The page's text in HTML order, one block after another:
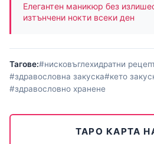
Елегантен маникюр без
изтънчени нокти всеки ден
Тагове:#нисковъглехидратни
#здравословна закуска#кето
#здравословно хранене
ТАРО КАРТА